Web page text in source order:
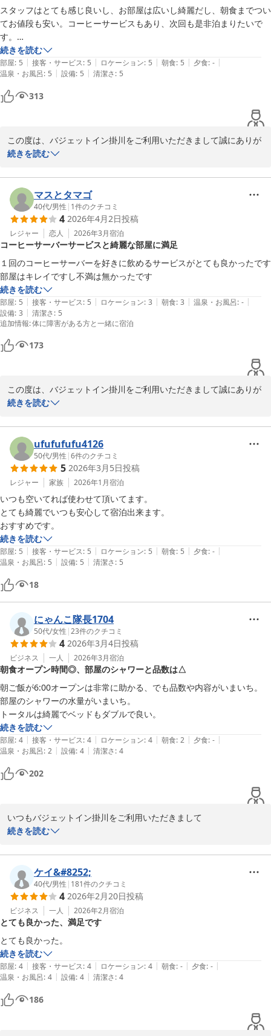
バジェットイン掛川
バジェットイン掛川
2026-06-03
スタッフはとても感じ良いし、お部屋は広いし綺麗だし、朝食までつい
てお値段も安い。コーヒーサービスもあり、次回も是非泊まりたいで
す。
受付から客室清掃の方、キッチンの方まで、とても感じ良い接客、挨拶
で、気持ちの良い宿泊ができました。ありがとうございましたm(__)m
続きを読む
部屋: 5 | 接客・サービス: 5 | ロケーション: 5 | 朝食: 5 | 夕食: - |
温泉・お風呂: 5 | 設備: 5 | 清潔さ: 5
313
この度は、バジェットイン掛川をご利用いただきまして誠にありが
とうございます。
スタッフ対応についてお褒めのお言葉をいただき大変嬉しく思って
おります。次回の機会にもご利用い
ただけるとのお声は、大変励みにもなっております。
またのご利用をお待ちしております。
お忙しい中、ご投稿いただきありがとうございます。
バジェットイン掛川
バジェットイン掛川
2026-02-28
続きを読む
マスとタマゴ
40代/男性 | 1件のクチコミ
4 2026年4月2日投稿
レジャー 恋人 2026年3月宿泊
コーヒーサーバーサービスと綺麗な部屋に満足
１回のコーヒーサーバーを好きに飲めるサービスがとても良かったです
続きを読む
部屋: 5 | 接客・サービス: 5 | ロケーション: 3 | 朝食: 3 | 温泉・お風呂: - |
設備: 3 | 清潔さ: 5
追加情報:体に障害がある方と一緒に宿泊
173
この度は、バジェットイン掛川をご利用いただきまして誠にありが
とうございます。
ウェルカムドリンクサービスについては、24時まで何度でもご利用
可能でございます。勿論、お部屋にお持ちいただいても結構でござ
います。お部屋でお寛ぎいただければと思っております。
お部屋についてもお褒めのお言葉をいただき嬉しく思っておりま
す。
これからもご満足いただけるようサービス向上に努めてまいりま
す。
また掛川にお越しの際は、ご利用をお待ちしております。
お忙しい中、ご投稿いただきありがとうございます。
バジェットイン掛川
バジェットイン掛川
続きを読む
ufufufufu4126
50代/男性 |6件のクチコミ
5 2026年3月5日投稿
レジャー 家族 2026年1月宿泊
いつも空いてれば使わせて頂いてます。
とても綺麗でいつも安心して宿泊出来ます。
おすすめです。
続きを読む
部屋: 5 | 接客・サービス: 5 | ロケーション: 5 | 朝食: 5 | 夕食: - |
温泉・お風呂: 5 | 設備: 5 | 清潔さ: 5
18
にゃんこ隊長1704
50代/女性 |23件のクチコミ
4 2026年3月4日投稿
ビジネス 一人 2026年3月宿泊
朝食オープン時間◎、部屋のシャワーと品数は△
朝ご飯が6:00オープンは非常に助かる、でも品数や内容がいまいち。
部屋のシャワーの水量がいまいち。
トータルは綺麗でベッドもダブルで良い。
続きを読む
部屋: 4 | 接客・サービス: 4 | ロケーション: 4 | 朝食: 2 | 夕食: - |
温泉・お風呂: 2 | 設備: 4 | 清潔さ: 4
202
いつもバジェットイン掛川をご利用いただきまして
誠にありがとうございます。
シャワーの件につきましては、早速、確認いたしました。
朝食メニューについては、改善を重ねてまいります。
貴重なご意見をお寄せいただきありがとうございます。
またお会いできる日をお待ちしております。
お忙しい中、ご投稿いただきありがとうございます。
バジェットイン掛川
バジェットイン掛川
2026-03-08
続きを読む
ケイ&#8252;
40代/男性 | 181件のクチコミ
4 2026年2月20日投稿
ビジネス 一人 2026年2月宿泊
とても良かった、満足です
とても良かった。
続きを読む
部屋: 4 | 接客・サービス: 4 | ロケーション: 4 | 朝食: - | 夕食: - |
温泉・お風呂: 4 | 設備: 4 | 清潔さ: 4
186